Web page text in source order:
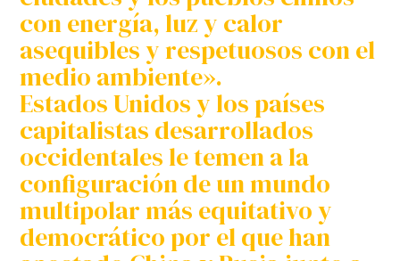
con energía, luz y calor
asequibles y respetuosos con el
medio ambiente».
Estados Unidos y los países
capitalistas desarrollados
occidentales le temen a la
configuración de un mundo
multipolar más equitativo y
democrático por el que han